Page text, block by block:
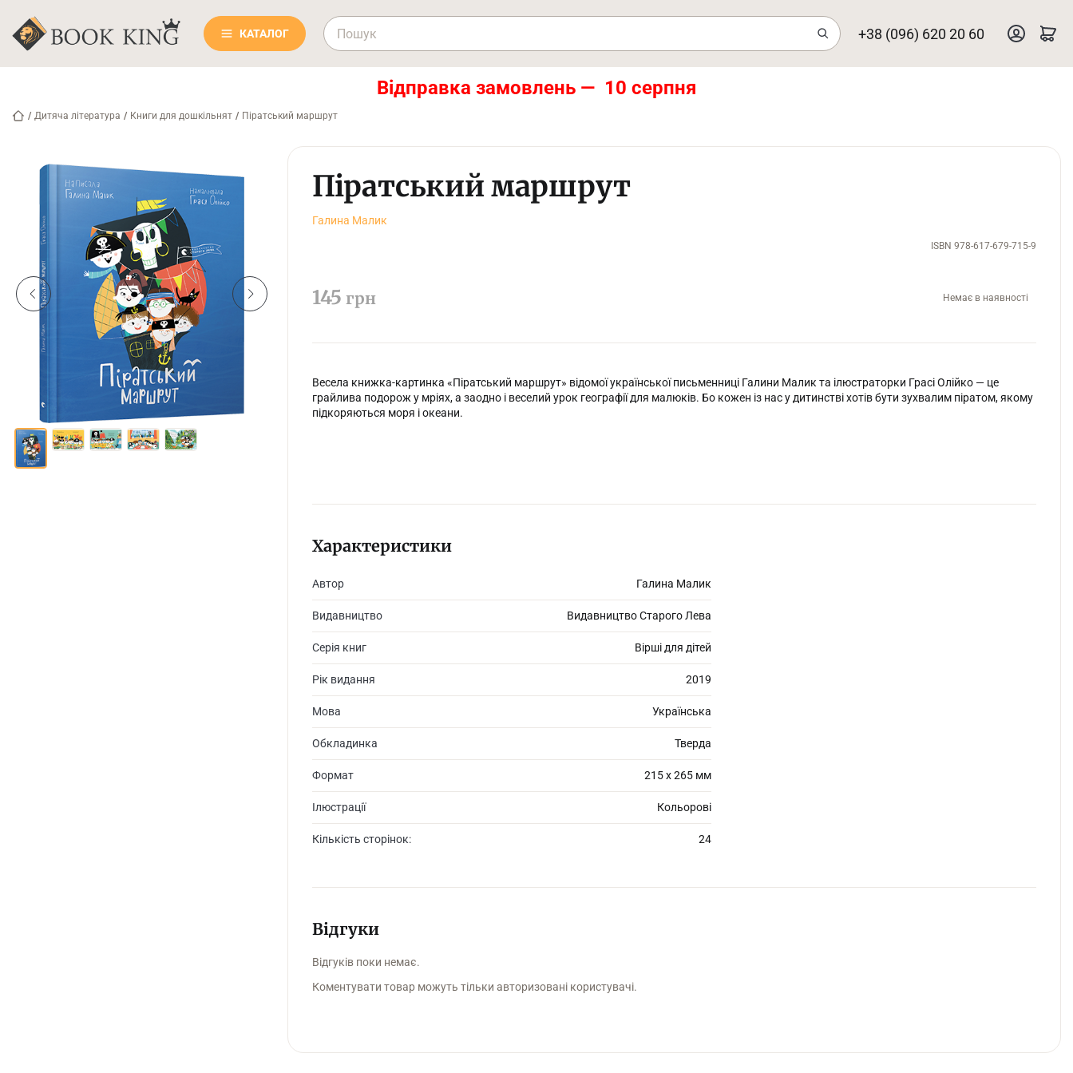
КАТАЛОГ +38 (096) 620 20 60
Відправка замовлень — 10 серпня
/ Дитяча література / Книги для дошкільнят / Піратський маршрут
Піратський маршрут
Галина Малик
ISBN 978-617-679-715-9
145 грн Немає в наявності
Весела книжка-картинка «Піратський маршрут» відомої української письменниці Галини Малик та ілюстраторки Грасі Олійко — це
грайлива подорож у мріях, а заодно і веселий урок географії для малюків. Бо кожен із нас у дитинстві хотів бути зухвалим піратом, якому
підкоряються моря і океани.
Характеристики
Автор Галина Малик
Видавництво Видавництво Старого Лева
Серія книг Вірші для дітей
Рік видання 2019
Мова Українська
Обкладинка Тверда
Формат 215 х 265 мм
Ілюстрації Кольорові
Кількість сторінок: 24
Відгуки
Відгуків поки немає.
Коментувати товар можуть тільки авторизовані користувачі.